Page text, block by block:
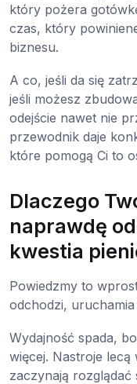
który pożera
czas, który
biznesu.
A co, jeśli da się
jeśli możesz
odejście nawet nie
przewodnik daje
które pomogą Ci to
Dlaczego
naprawdę
kwestia
Powiedzmy to
odchodzi,
Wydajność spada,
więcej. Nastroje
zaczynają rozglądać